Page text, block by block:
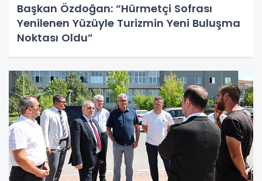
Başkan Özdoğan: “Hürmetçi Sofrası
Yenilenen Yüzüyle Turizmin Yeni Buluşma
Noktası Oldu”